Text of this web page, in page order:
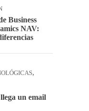
Business
NAV:
,
un email